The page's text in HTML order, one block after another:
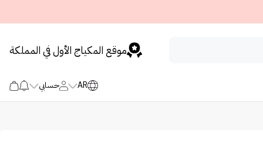
موقع المكياج الأول في المملكة
AR حسابي